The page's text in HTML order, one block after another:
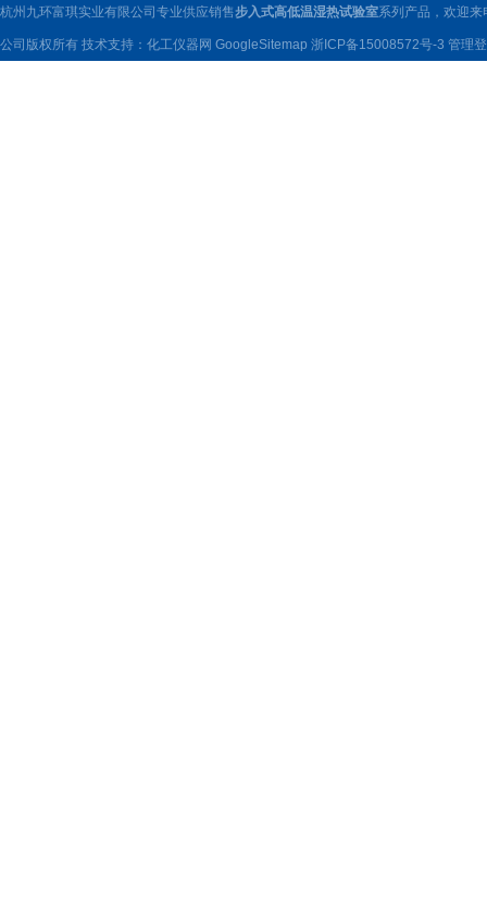
杭州九环富琪实业有限公司专业供应销售步入式高低温湿热试验室系列产品，欢迎来
公司版权所有 技术支持： 化工仪器网 GoogleSitemap 浙ICP备15008572号-3 管理